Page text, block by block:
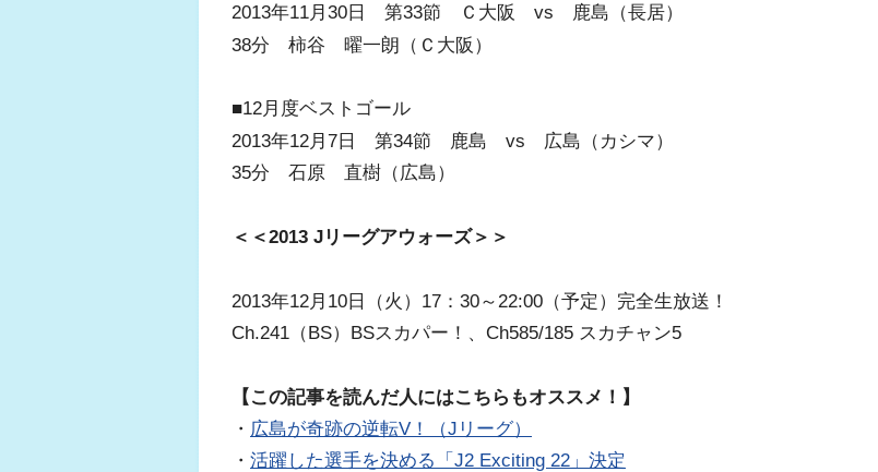
2013年11月30日 第33節 Ｃ大阪 vs 鹿島（長居）
38分 柿谷 曜一朗（Ｃ大阪）
■12月度ベストゴール
2013年12月7日 第34節 鹿島 vs 広島（カシマ）
35分 石原 直樹（広島）
＜＜2013 Jリーグアウォーズ＞＞
2013年12月10日（火）17：30～22:00（予定）完全生放送！
Ch.241（BS）BSスカパー！、Ch585/185 スカチャン5
【この記事を読んだ人にはこちらもオススメ！】
・ 広島が奇跡の逆転V！（Jリーグ）
・ 活躍した選手を決める「J2 Exciting 22」決定